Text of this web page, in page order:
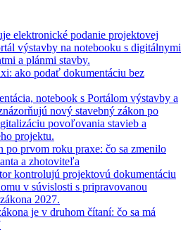
ako podať dokumentáciu bez
po prvom roku praxe: čo sa zmenilo
a zhotoviteľa
je v druhom čítaní: čo sa má